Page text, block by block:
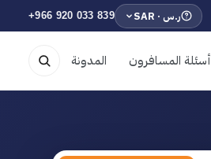
ر.س · SAR +966 920 033 839
أسئلة المسافرون المدونة